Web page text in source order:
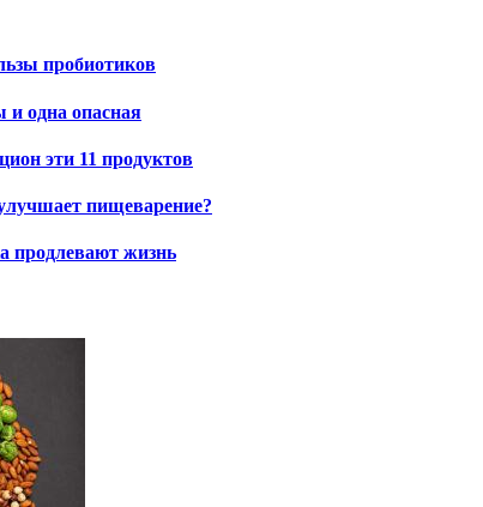
пробиотиков
и одна опасная
эти 11 продуктов
пищеварение?
продлевают жизнь